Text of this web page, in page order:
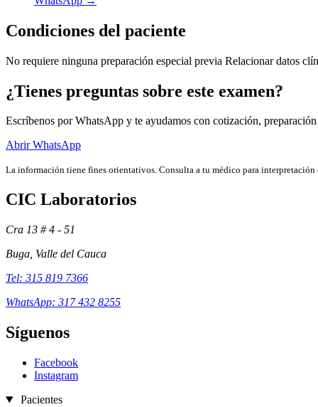
Condiciones del paciente
No requiere ninguna preparación especial previa Relacionar datos
¿Tienes preguntas sobre este examen?
Escríbenos por WhatsApp y te ayudamos con cotización,
Abrir WhatsApp
La información tiene fines orientativos. Consulta a tu médico para interpretación
CIC Laboratorios
Cra 13 # 4 - 51
Buga, Valle del Cauca
Tel: 315 819 7366
WhatsApp: 317 432 8255
Síguenos
Facebook
Instagram
Pacientes